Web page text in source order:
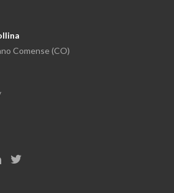
Comense (CO)